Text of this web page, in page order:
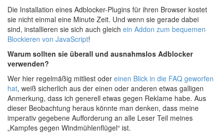
Die Installation eines Adblocker-Plugins für ihren Browser kostet
sie nicht einmal eine Minute Zeit. Und wenn sie gerade dabei
sind, installieren sie sich auch gleich ein Addon zum bequemen
Blockieren von JavaScript!
Warum sollten sie überall und ausnahmslos Adblocker
verwenden?
Wer hier regelmäßig mitliest oder einen Blick in die FAQ geworfen
hat, weiß sicherlich aus der einen oder anderen etwas galligen
Anmerkung, dass ich generell etwas gegen Reklame habe. Aus
dieser Beobachtung heraus könnte man denken, dass meine
imperativ gegebene Aufforderung an alle Leser Teil meines
„Kampfes gegen Windmühlenflügel“ ist.